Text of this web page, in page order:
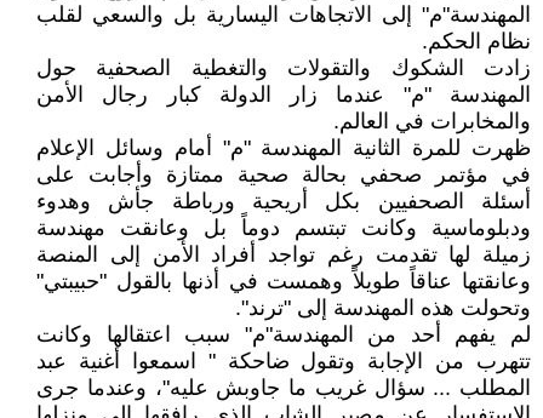
المهندسة"م" إلى الاتجاهات اليسارية بل والسعي لقلب
نظام الحكم.
زادت الشكوك والتقولات والتغطية الصحفية حول
المهندسة "م" عندما زار الدولة كبار رجال الأمن
والمخابرات في العالم.
ظهرت للمرة الثانية المهندسة "م" أمام وسائل الإعلام
في مؤتمر صحفي بحالة صحية ممتازة وأجابت على
أسئلة الصحفيين بكل أريحية ورباطة جأش وهدوء
ودبلوماسية وكانت تبتسم دوماً بل وعانقت مهندسة
زميلة لها تقدمت رغم تواجد أفراد الأمن إلى المنصة
وعانقتها عناقاً طويلاً وهمست في أذنها بالقول "حبيبتي"
وتحولت هذه المهندسة إلى "ترند".
لم يفهم أحد من المهندسة"م" سبب اعتقالها وكانت
تتهرب من الإجابة وتقول ضاحكة " اسمعوا أغنية عبد
المطلب ... سؤال غريب ما جاوبش عليه"، وعندما جرى